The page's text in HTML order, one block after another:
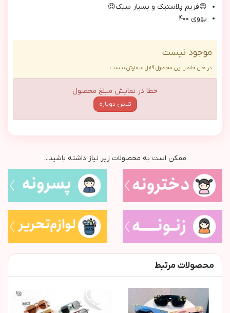
😍فريم پلاستيك و بسيار سبك😍
يووي ٤٠٠
موجود نیست
در حال حاضر این محصول قابل سفارش نیست.
خطا در نمایش مبلغ محصول
تلاش دوباره
ممکن است به محصولات زیر نیاز داشته باشید...
محصولات مرتبط